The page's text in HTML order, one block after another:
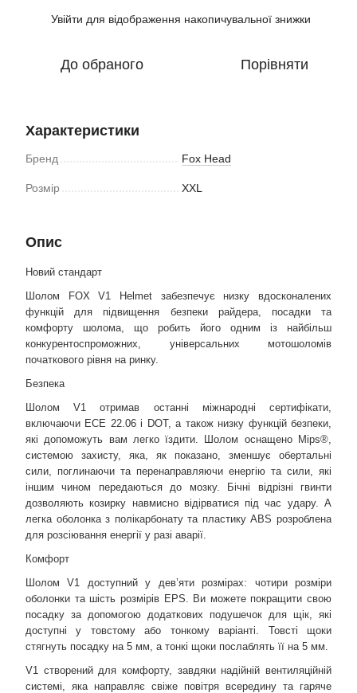
Увійти для відображення накопичувальної знижки
До обраного Порівняти
Характеристики
Бренд Fox Head
Розмір XXL
Опис
Новий стандарт
Шолом FOX V1 Helmet забезпечує низку вдосконалених
функцій для підвищення безпеки райдера, посадки та
комфорту шолома, що робить його одним із найбільш
конкурентоспроможних, універсальних мотошоломів
початкового рівня на ринку.
Безпека
Шолом V1 отримав останні міжнародні сертифікати,
включаючи ECE 22.06 і DOT, а також низку функцій безпеки,
які допоможуть вам легко їздити. Шолом оснащено Mips®,
системою захисту, яка, як показано, зменшує обертальні
сили, поглинаючи та перенаправляючи енергію та сили, які
іншим чином передаються до мозку. Бічні відрізні гвинти
дозволяють козирку навмисно відірватися під час удару. А
легка оболонка з полікарбонату та пластику ABS розроблена
для розсіювання енергії у разі аварії.
Комфорт
Шолом V1 доступний у дев’яти розмірах: чотири розміри
оболонки та шість розмірів EPS. Ви можете покращити свою
посадку за допомогою додаткових подушечок для щік, які
доступні у товстому або тонкому варіанті. Товсті щоки
стягнуть посадку на 5 мм, а тонкі щоки послаблять її на 5 мм.
V1 створений для комфорту, завдяки надійній вентиляційній
системі, яка направляє свіже повітря всередину та гаряче